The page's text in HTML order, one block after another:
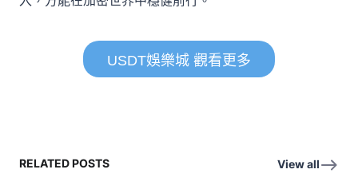
USDT娛樂城 觀看更多
RELATED POSTS View all